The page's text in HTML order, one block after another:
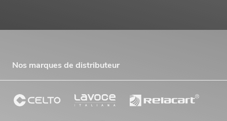
Nos marques de distributeur